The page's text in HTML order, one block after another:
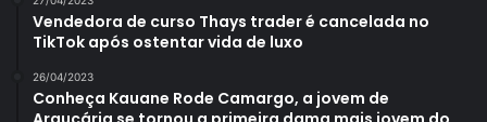
Vendedora de curso Thays trader é cancelada no
TikTok após ostentar vida de luxo
26/04/2023
Conheça Kauane Rode Camargo, a jovem de